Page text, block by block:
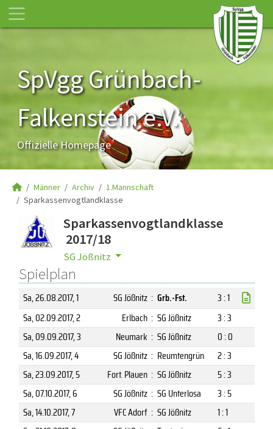
SpVgg Grünbach-
Falkenstein e.V.
Offizielle Homepage
Männer Archiv
1.Mannschaft
Sparkassenvogtlandklasse
Sparkassenvogtlandklasse
2017/18
SG Jößnitz
Spielplan
Sa, 26.08.2017, 1 SG Jößnitz : Grb.-Fst.
3 : 1
Sa, 02.09.2017, 2 Erlbach : SG Jößnitz
3 : 3
Sa, 09.09.2017, 3 Neumark : SG Jößnitz
0 : 0
Sa, 16.09.2017, 4 SG Jößnitz : Reumtengrün
2 : 3
Sa, 23.09.2017, 5 Fort. Plauen : SG Jößnitz
5 : 3
Sa, 07.10.2017, 6 SG Jößnitz : SG Unterlosa
3 : 5
Sa, 14.10.2017, 7 VFC Adorf : SG Jößnitz
1 : 1